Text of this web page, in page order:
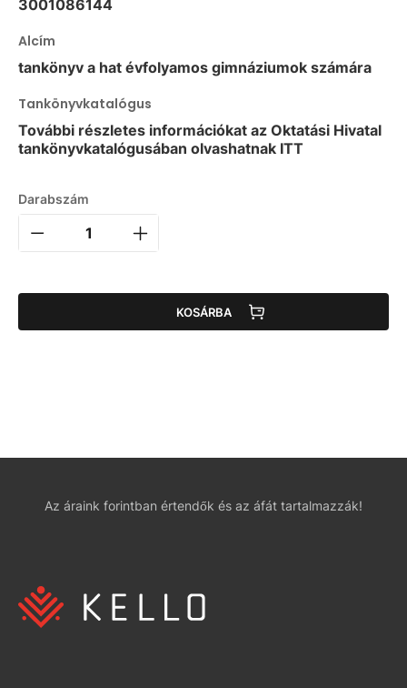
3001086144
Alcím
tankönyv a hat évfolyamos gimnáziumok számára
Tankönyvkatalógus
További részletes információkat az Oktatási Hivatal
tankönyvkatalógusában olvashatnak ITT
Darabszám
KOSÁRBA
Az áraink forintban értendők és az áfát tartalmazzák!